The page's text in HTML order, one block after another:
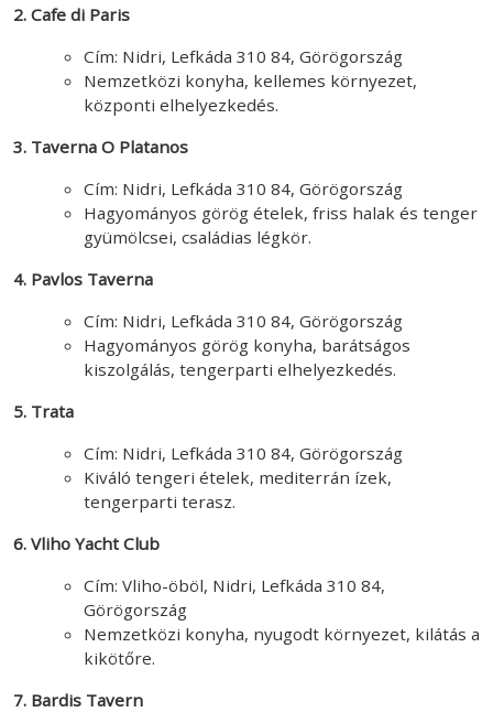
2. Cafe di Paris
Cím: Nidri, Lefkáda 310 84, Görögország
Nemzetközi konyha, kellemes környezet,
központi elhelyezkedés.
3. Taverna O Platanos
Cím: Nidri, Lefkáda 310 84, Görögország
Hagyományos görög ételek, friss halak és tenger
gyümölcsei, családias légkör.
4. Pavlos Taverna
Cím: Nidri, Lefkáda 310 84, Görögország
Hagyományos görög konyha, barátságos
kiszolgálás, tengerparti elhelyezkedés.
5. Trata
Cím: Nidri, Lefkáda 310 84, Görögország
Kiváló tengeri ételek, mediterrán ízek,
tengerparti terasz.
6. Vliho Yacht Club
Cím: Vliho-öböl, Nidri, Lefkáda 310 84,
Görögország
Nemzetközi konyha, nyugodt környezet, kilátás a
kikötőre.
7. Bardis Tavern